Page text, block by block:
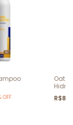
OFF
Oat